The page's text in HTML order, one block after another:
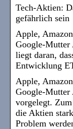
Tech-Aktien:
gefährlich sein
Apple,
Google-Mutter
liegt daran,
Entwicklung
Apple,
Google-Mutter
vorgelegt.
die Aktien
Problem